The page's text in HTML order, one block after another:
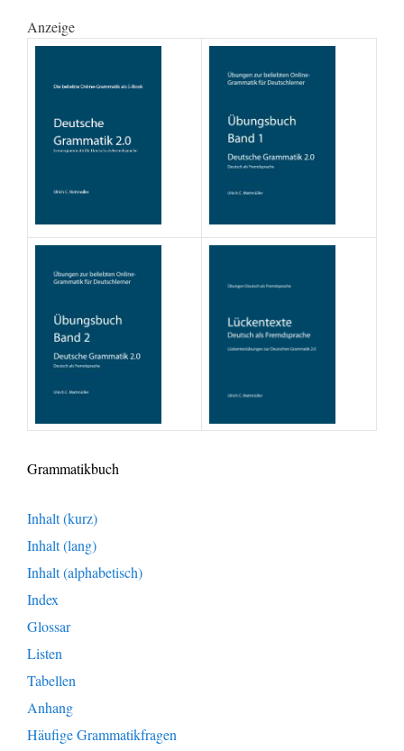
Anzeige
Grammatikbuch
Inhalt (kurz)
Inhalt (lang)
Inhalt (alphabetisch)
Index
Glossar
Listen
Tabellen
Anhang
Häufige Grammatikfragen